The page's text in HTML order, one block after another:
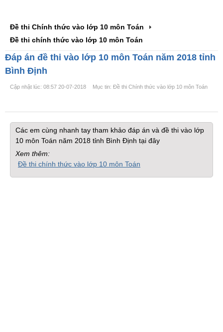
Đề thi Chính thức vào lớp 10 môn Toán
Đề thi chính thức vào lớp 10 môn Toán
Đáp án đề thi vào lớp 10 môn Toán năm 2018 tỉnh
Bình Định
Cập nhật lúc: 08:57 20-07-2018 Mục tin: Đề thi Chính thức vào lớp 10 môn Toán
Các em cùng nhanh tay tham khảo đáp án và đề thi vào lớp
10 môn Toán năm 2018 tỉnh Bình Định tại đây
Xem thêm:
Đề thi chính thức vào lớp 10 môn Toán